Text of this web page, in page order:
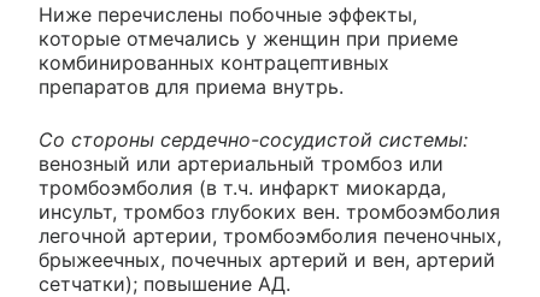
Ниже перечислены побочные эффекты,
которые отмечались у женщин при приеме
комбинированных контрацептивных
препаратов для приема внутрь.
Со стороны сердечно-сосудистой системы:
венозный или артериальный тромбоз или
тромбоэмболия (в т.ч. инфаркт миокарда,
инсульт, тромбоз глубоких вен. тромбоэмболия
легочной артерии, тромбоэмболия печеночных,
брыжеечных, почечных артерий и вен, артерий
сетчатки); повышение АД.